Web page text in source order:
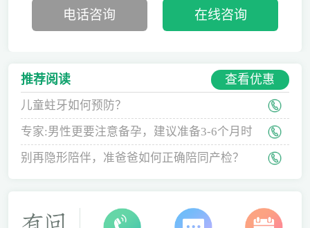
电话咨询 在线咨询
推荐阅读 查看优惠
儿童蛀牙如何预防？
专家:男性更要注意备孕，建议准备3-6个月时
间
别再隐形陪伴，准爸爸如何正确陪同产检？